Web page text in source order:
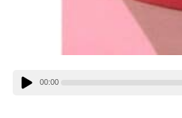
00:00